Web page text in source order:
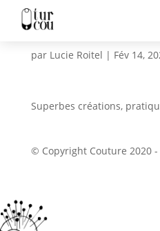
par Lucie Roitel | Fév 14,
Superbes créations,
© Copyright Couture 2020-